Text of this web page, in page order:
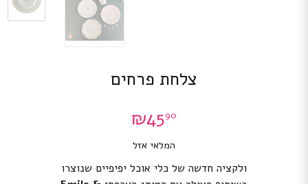
צלחת פרחים
₪4590
המלאי אזל
ולקציה חדשה של כלי אוכל יפיפיים שנוצרו